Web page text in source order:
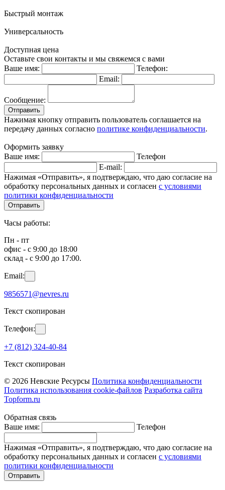
Быстрый монтаж
Универсальность
Доступная цена
Оставьте свои контакты и мы свяжемся с вами
Ваше имя:
Телефон:
Email:
Сообщение:
Отправить
Нажимая кнопку отправить пользователь соглашается на
передачу данных согласно политике конфиденциальности.
Оформить заявку
Ваше имя:
Телефон
E-mail:
Нажимая «Отправить», я подтверждаю, что даю согласие на
обработку персональных данных и согласен с условиями
политики конфиденциальности
Отправить
Часы работы:
Пн - пт
офис - с 9:00 до 18:00
склад - с 9:00 до 17:00.
Email:
9856571@nevres.ru
Текст скопирован
Телефон:
+7 (812) 324-40-84
Текст скопирован
© 2026 Невские Ресурсы Политика конфиденциальности
Политика использования cookie-файлов Разработка сайта
Topform.ru
Обратная связь
Ваше имя:
Телефон
Нажимая «Отправить», я подтверждаю, что даю согласие на
обработку персональных данных и согласен с условиями
политики конфиденциальности
Отправить